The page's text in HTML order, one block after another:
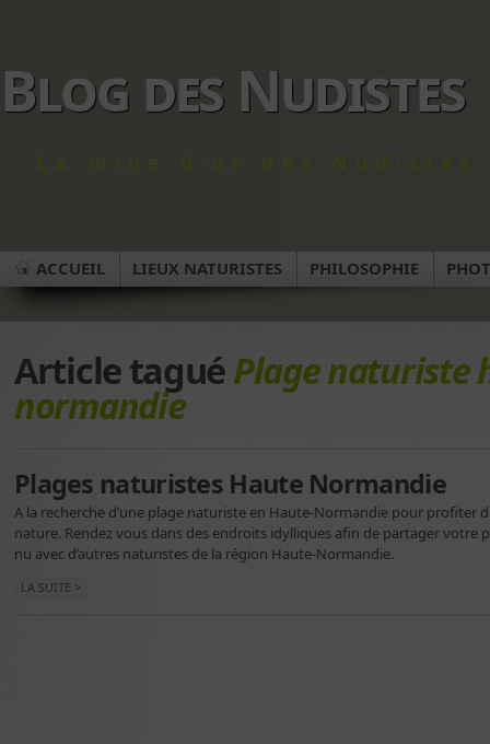
Blog des Nudistes
La mine d'or des
ACCUEIL LIEUX NATURISTES PHILOSOPHIE
Article taguéPlage naturiste
normandie
Plages naturistes Haute Normandie
A la recherche d’une plage naturiste en Haute-Normandie pour profiter
nature. Rendez vous dans des endroits idylliques afin de partager votre
nu avec d’autres naturistes de la région Haute-Normandie.
LA SUITE >